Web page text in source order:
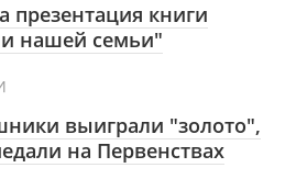
презентация книги
нашей семьи"
выиграли "золото",
на Первенствах